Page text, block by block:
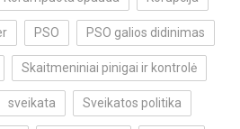
PSO PSO galios didinimas
Skaitmeniniai pinigai ir kontrolė
sveikata Sveikatos politika